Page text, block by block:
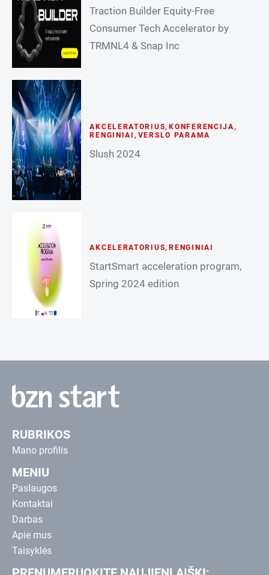
Traction Builder Equity-Free
Consumer Tech Accelerator by
TRMNL4 & Snap Inc
AKCELERATORIUS, KONFERENCIJA,
RENGINIAI , VERSLO PARAMA
Slush 2024
AKCELERATORIUS, RENGINIAI
StartSmart acceleration program,
Spring 2024 edition
RUBRIKOS
Mano profilis
MENIU
Paslaugos
Kontaktai
Darbas
Apie mus
Taisyklės